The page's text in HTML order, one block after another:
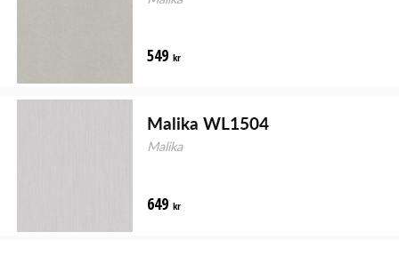
549 kr
Malika WL1504
Malika
649 kr